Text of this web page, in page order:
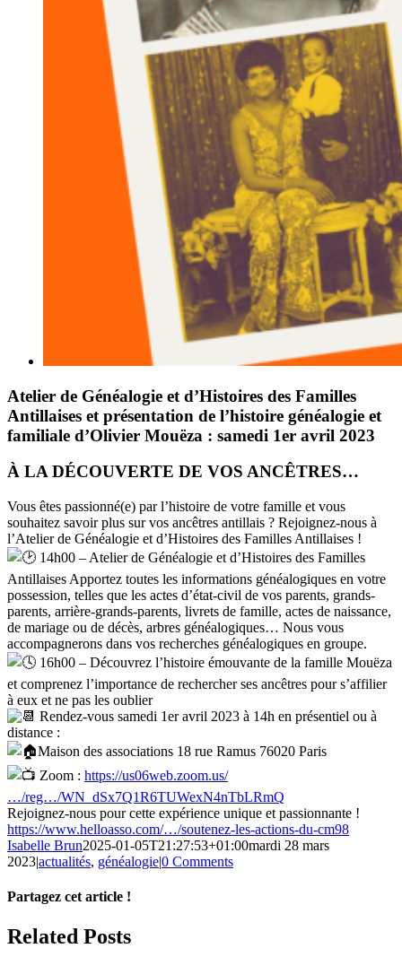
Atelier de Généalogie et d’Histoires des Familles
Antillaises et présentation de l’histoire généalogie et
familiale d’Olivier Mouëza : samedi 1er avril 2023
À LA DÉCOUVERTE DE VOS ANCÊTRES…
Vous êtes passionné(e) par l’histoire de votre famille et vous
souhaitez savoir plus sur vos ancêtres antillais ? Rejoignez-nous à
l’Atelier de Généalogie et d’Histoires des Familles Antillaises !
14h00 – Atelier de Généalogie et d’Histoires des Familles
Antillaises Apportez toutes les informations généalogiques en votre
possession, telles que les actes d’état-civil de vos parents, grands-
parents, arrière-grands-parents, livrets de famille, actes de naissance,
de mariage ou de décès, arbres généalogiques… Nous vous
accompagnerons dans vos recherches généalogiques en groupe.
16h00 – Découvrez l’histoire émouvante de la famille Mouëza
et comprenez l’importance de rechercher ses ancêtres pour s’affilier
à eux et ne pas les oublier
Rendez-vous samedi 1er avril 2023 à 14h en présentiel ou à
distance :
Maison des associations 18 rue Ramus 76020 Paris
Zoom : https://us06web.zoom.us/
…/reg…/WN_dSx7Q1R6TUWexN4nTbLRmQ
Rejoignez-nous pour cette expérience unique et passionnante !
https://www.helloasso.com/…/soutenez-les-actions-du-cm98
Isabelle Brun2025-01-05T21:27:53+01:00mardi 28 mars
2023|actualités, généalogie|0 Comments
Partagez cet article !
Facebook
X
Reddit
LinkedIn
WhatsApp
Telegram
Tumblr
Pinterest
Vk
Xing
Email
Related Posts